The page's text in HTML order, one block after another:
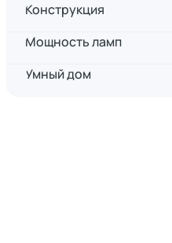
Конструкция
Мощность ламп
Умный дом